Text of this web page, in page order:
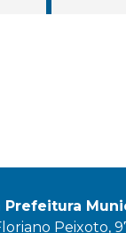
Prefeitura
Peixoto,